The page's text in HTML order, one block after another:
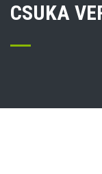
CSUKA